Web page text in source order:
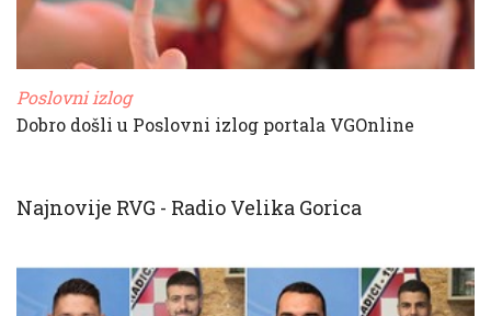
Poslovni izlog
Dobro došli u Poslovni izlog portala VGOnline
Najnovije RVG - Radio Velika Gorica